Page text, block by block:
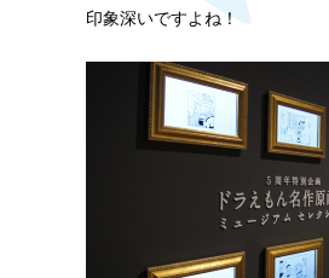
印象深いですよね！